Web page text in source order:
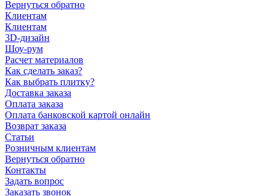
Вернуться обратно
Клиентам
Клиентам
3D-дизайн
Шоу-рум
Расчет материалов
Как сделать заказ?
Как выбрать плитку?
Доставка заказа
Оплата заказа
Оплата банковской картой онлайн
Возврат заказа
Статьи
Розничным клиентам
Вернуться обратно
Контакты
Задать вопрос
Заказать звонок